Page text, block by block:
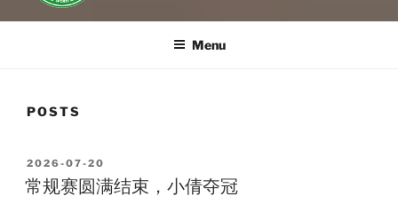
Menu
POSTS
POSTED
ON
2026-07-20
常规赛圆满结束，小倩夺冠